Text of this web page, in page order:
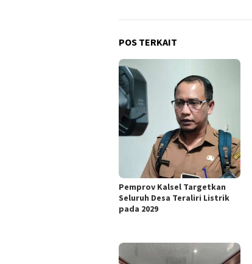
POS TERKAIT
Pemprov Kalsel Targetkan
Seluruh Desa Teraliri Listrik
pada 2029